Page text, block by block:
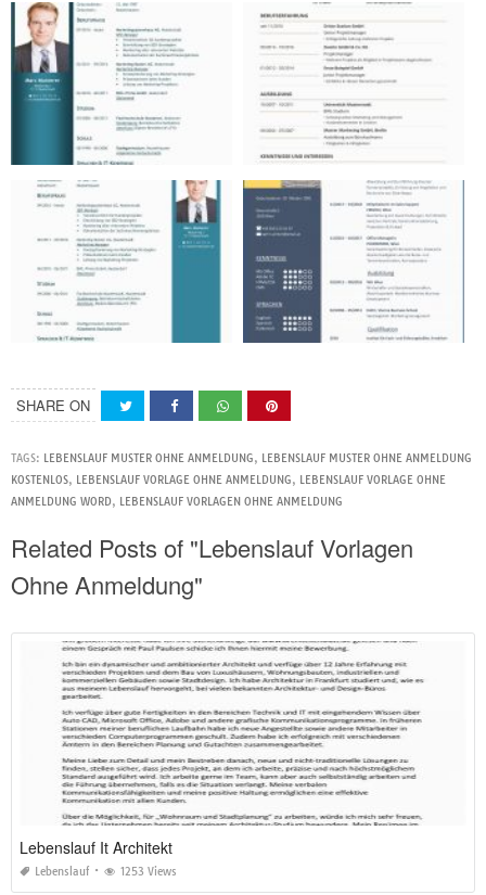
SHARE ON
TAGS: LEBENSLAUF MUSTER OHNE ANMELDUNG, LEBENSLAUF MUSTER OHNE ANMELDUNG
KOSTENLOS, LEBENSLAUF VORLAGE OHNE ANMELDUNG, LEBENSLAUF VORLAGE OHNE
ANMELDUNG WORD, LEBENSLAUF VORLAGEN OHNE ANMELDUNG
Related Posts of "Lebenslauf Vorlagen
Ohne Anmeldung"
Lebenslauf It Architekt
Lebenslauf 1253 Views